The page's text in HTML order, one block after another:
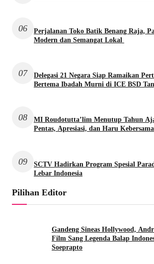
06
Perjalanan Toko Batik Benang Raja,
Modern dan Semangat Lokal
07
Delegasi 21 Negara Siap Ramaikan
Bertema Ibadah Murni di ICE BSD
08
MI Roudotutta’lim Menutup Tahun
Pentas, Apresiasi, dan Haru
09
SCTV Hadirkan Program Spesial
Lebar Indonesia
Pilihan Editor
Gandeng Sineas Hollywood,
Film Sang Legenda Balap
Soeprapto